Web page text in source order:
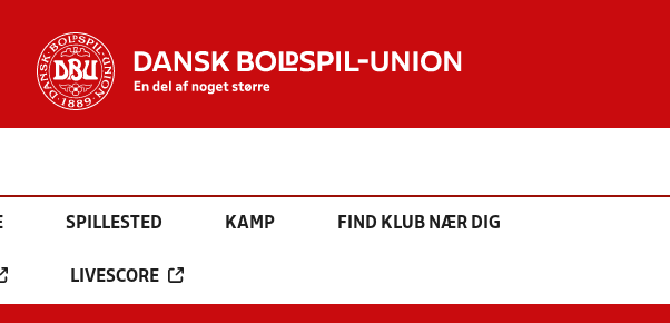
SPILLESTED KAMP FIND KLUB NÆR DIG
LIVESCORE